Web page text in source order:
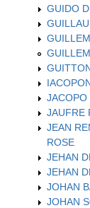
GUIDO
JACOPO
JAUFRE
JEAN
ROSE
JEHAN
JEHAN
JOHAN
JOHAN